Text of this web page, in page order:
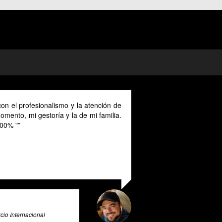
el profesionalismo y la atención de
mi gestoría y la de mi familia.
"
Internacional